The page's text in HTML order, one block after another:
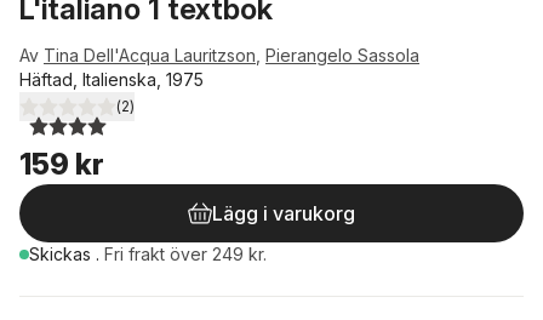
L'italiano 1 textbok
Av Tina Dell'Acqua Lauritzson Pierangelo Sassola
Häftad, Italienska, 1975
4,0utav 5 stjärnor. Totalt antal röster:
(2)
159 kr
Lägg i varukorg
Skickas . Fri frakt över 249 kr.